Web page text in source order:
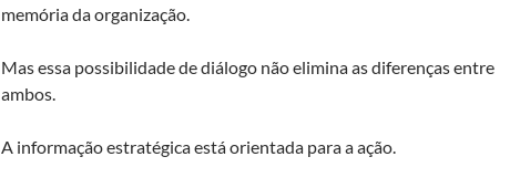
memória da organização.
Mas essa possibilidade de diálogo não elimina as diferenças entre
ambos.
A informação estratégica está orientada para a ação.